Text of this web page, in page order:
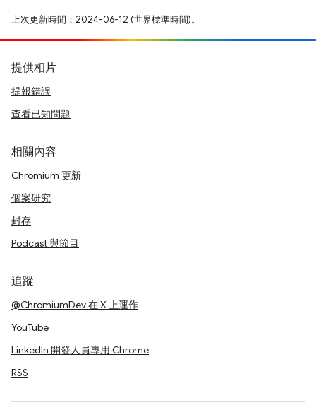
上次更新時間：2024-06-12 (世界標準時間)。
提供相片
提報錯誤
查看已知問題
相關內容
Chromium 更新
個案研究
封存
Podcast 與節目
追蹤
@ChromiumDev 在 X 上運作
YouTube
LinkedIn 開發人員專用 Chrome
RSS